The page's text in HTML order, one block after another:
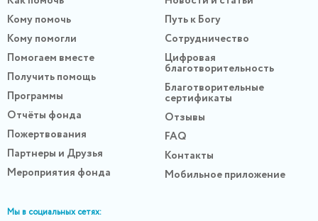
Кому помочь
Кому помогли
Помогаем вместе
Получить помощь
Программы
Отчёты фонда
Пожертвования
Партнеры и Друзья
Мероприятия фонда
Путь к Богу
Сотрудничество
Цифровая
благотворительность
Благотворительные
сертификаты
Отзывы
FAQ
Контакты
Мобильное приложение
Мы в социальных сетях: